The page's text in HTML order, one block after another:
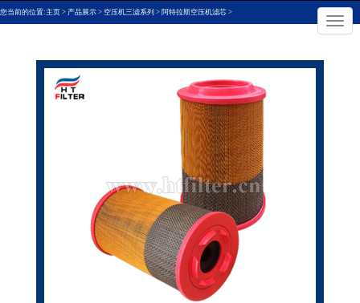
切
换
导
×
您当前的位置:主页 > 产品展示 > 空压机三滤系列 > 阿特拉斯空压机滤芯 >